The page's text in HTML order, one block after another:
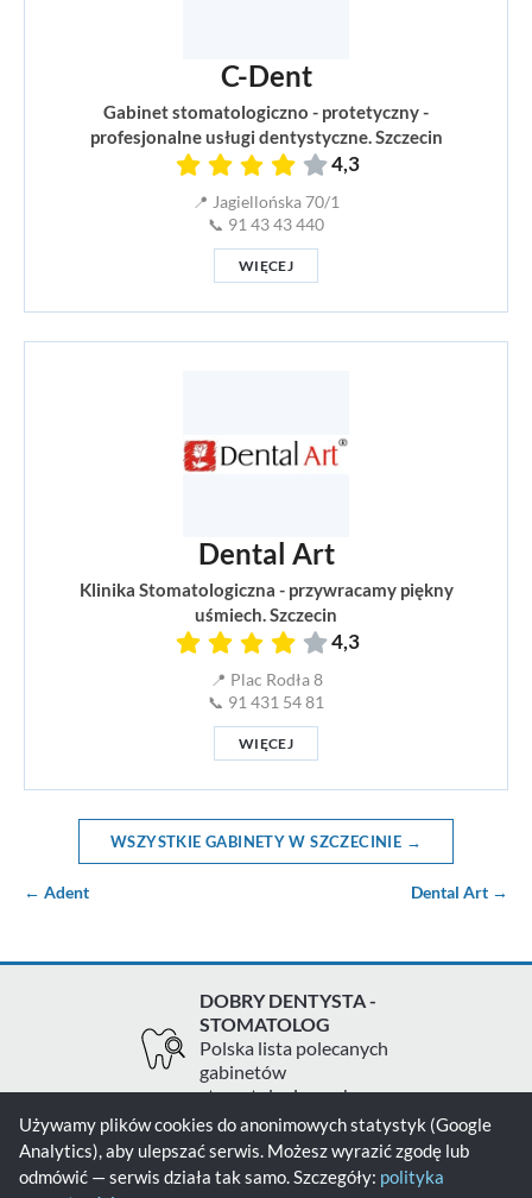
C-Dent
Gabinet stomatologiczno - protetyczny -
profesjonalne usługi dentystyczne. Szczecin
4,3
📍 Jagiellońska 70/1
📞 91 43 43 440
WIĘCEJ
Dental Art
Klinika Stomatologiczna - przywracamy piękny
uśmiech. Szczecin
4,3
📍 Plac Rodła 8
📞 91 431 54 81
WIĘCEJ
WSZYSTKIE GABINETY W SZCZECINIE →
← Adent Dental Art →
DOBRY DENTYSTA -
STOMATOLOG
Polska lista polecanych
gabinetów
stomatologicznych
Zgłoś gabinet Kontakt Polityka prywatności
Używamy plików cookies do anonimowych statystyk (Google
Analytics), aby ulepszać serwis. Możesz wyrazić zgodę lub
odmówić — serwis działa tak samo. Szczegóły: polityka